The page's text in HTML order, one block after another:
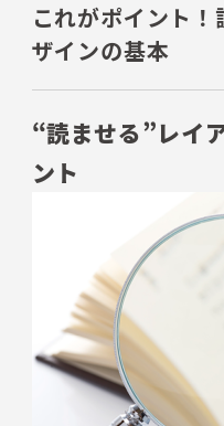
これがポイント
ザインの基本
“読ませる”レイ
ント